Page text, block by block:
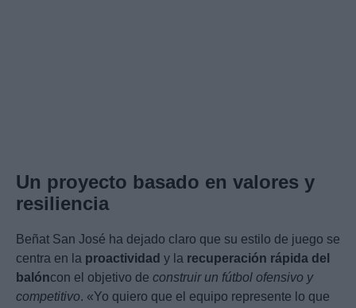
Un proyecto basado en valores y
resiliencia
Beñat San José ha dejado claro que su estilo de juego se
centra en la proactividad y la recuperación rápida del
balóncon el objetivo de construir un fútbol ofensivo y
competitivo. «Yo quiero que el equipo represente lo que